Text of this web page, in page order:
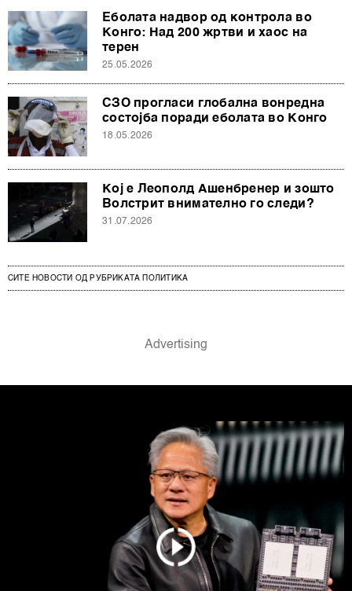
Еболата надвор од контрола во
Конго: Над 200 жртви и хаос на
терен
25.05.2026
СЗО прогласи глобална вонредна
состојба поради еболата во Конго
18.05.2026
Кој е Леополд Ашенбренер и зошто
Волстрит внимателно го следи?
31.07.2026
СИТЕ НОВОСТИ ОД РУБРИКАТА ПОЛИТИКА